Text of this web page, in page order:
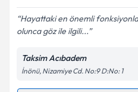
Kişisel verilerimin
Metni'ni okudum ve
kapsamda
Hayattaki en önemli
olunca göz ile ilgili...
Taksim Acıbadem
İnönü, Nizamiye Cd. No:9 D:No: 1